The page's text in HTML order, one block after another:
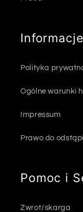
Polityka
Ogólne warunki
Impressum
Prawo do
Pomoc i
Zwrot/skarga